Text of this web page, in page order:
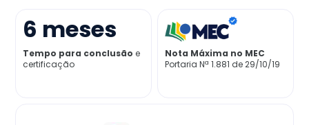
Matricule-se
6 meses
Tempo para conclusão e
certificação
Nota Máxima no MEC
Portaria Nª 1.881 de 29/10/19